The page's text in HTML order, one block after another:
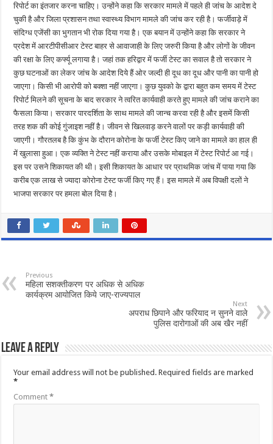
रिपोर्ट का इंतजार करना चाहिए। उन्होंने कहा कि सरकार मामले में पहले ही जांच के आदेश दे
चुकी है और जिला प्रशासन तथा स्वास्थ्य विभाग मामले की जांच कर रही है। फर्जीवाड़े में
संदिग्ध एजेंसी का भुगतान भी रोक दिया गया है। एक बयान में उन्होंने कहा कि सरकार ने
प्रदेश में आरटीपीसीआर टेस्ट बाहर से आवाजाही के लिए जरुरी किया है और लोगों के जीवन
की रक्षा के लिए कर्फ्यू लगाया है। जहां तक हरिद्वार में फर्जी टेस्ट का सवाल है तो सरकार ने
कुछ घटनाओं का लेकर जांच के आदेश दिये हैं ओर जल्दी ही दूध का दूध और पानी का पानी हो
जाएगा। किसी भी आरोपी को बक्शा नहीं जाएगा। कुछ युवको के द्वारा बहुत कम समय में टेस्ट
रिपोर्ट मिलने की सूचना के बाद सरकार ने त्वरित कार्यवाही करते हुए मामले की जांच कराने का
फैसला किया। सरकार पारदर्शिता के साथ मामले की जान्च करवा रही है और इसमें किसी
तरह शक की कोई गुंजाइश नहीं है। जीवन से खिलवाड़ करने वालों पर कड़ी कार्यवाही की
जाएगी। गौरतलब है कि कुंभ के दौरान कोरोना के फर्जी टेस्ट किए जाने का मामले का हाल ही
में खुलासा हुआ। एक व्यक्ति ने टेस्ट नहीं कराया और उसके मोबाइल में टेस्ट रिपोर्ट आ गई।
इस पर उसने शिकायत की थी। इसी शिकायत के आधार पर प्राथमिक जांच में पाया गया कि
करीब एक लाख से ज्यादा कोरोना टेस्ट फर्जी किए गए हैं। इस मामले में अब विपक्षी दलों ने
भाजपा सरकार पर हमला बोल दिया है।
Previous
महिला सशक्तीकरण पर अधिक से अधिक
कार्यक्रम आयोजित किये जाए-राज्यपाल
Next
अपराध छिपाने और फरियाद न सुनने वाले
पुलिस दारोगाओं की अब खैर नहीं
Leave a Reply
Your email address will not be published. Required fields are marked
*
Comment*